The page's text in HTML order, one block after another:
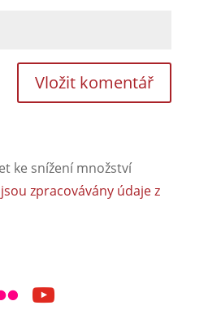
ke snížení množství
zpracovávány údaje z
youtube